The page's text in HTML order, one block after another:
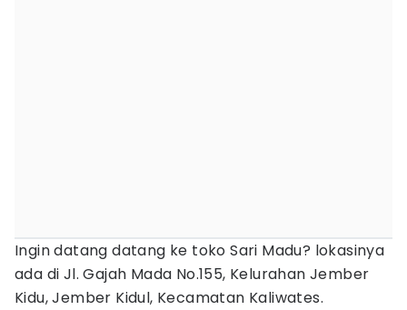
Ingin datang datang ke toko Sari Madu? lokasinya
ada di Jl. Gajah Mada No.155, Kelurahan Jember
Kidu, Jember Kidul, Kecamatan Kaliwates.